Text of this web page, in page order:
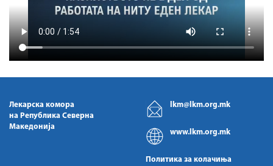
Лекарска комора
на Република Северна
Македонија
lkm@lkm.org.mk
www.lkm.org.mk
Политика за колачиња